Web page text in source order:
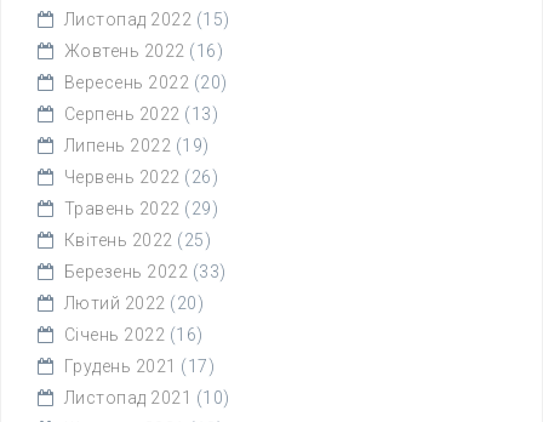
Листопад 2022 (15)
Жовтень 2022 (16)
Вересень 2022 (20)
Серпень 2022 (13)
Липень 2022 (19)
Червень 2022 (26)
Травень 2022 (29)
Квітень 2022 (25)
Березень 2022 (33)
Лютий 2022 (20)
Січень 2022 (16)
Грудень 2021 (17)
Листопад 2021 (10)